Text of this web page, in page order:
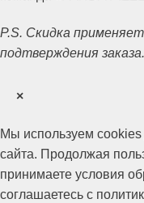
P.S. Скидка
подтверждения заказа.
×
Мы используем
сайта. Продолжая
принимаете условия
соглашаетесь с